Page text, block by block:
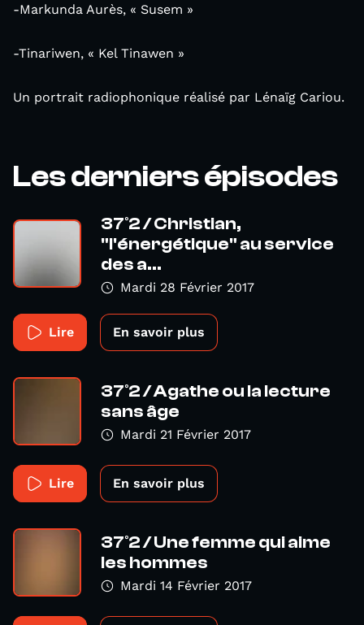
-Markunda Aurès, « Susem »
-Tinariwen, « Kel Tinawen »
Un portrait radiophonique réalisé par Lénaïg Cariou.
Les derniers épisodes
37°2 / Christian,
"l'énergétique" au service
des a...
Mardi 28 Février 2017
Lire En savoir plus
37°2 / Agathe ou la lecture
sans âge
Mardi 21 Février 2017
Lire En savoir plus
37°2 / Une femme qui aime
les hommes
Mardi 14 Février 2017